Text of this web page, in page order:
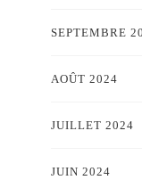
SEPTEMBRE
AOÛT 2024
JUILLET 2024
JUIN 2024